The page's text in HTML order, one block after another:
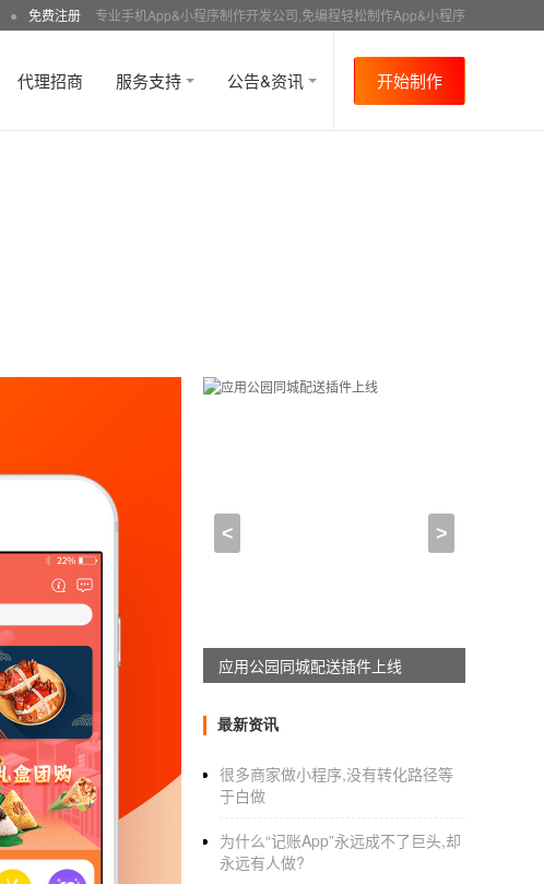
● 免费注册 专业手机App&小程序制作开发公司,免编程轻松制作App&小程序
代理招商 服务支持 公告&资讯 开始制作
2020-11-19 15:45:00
安卓市场上传app：
其次应用信息描述要准确，其中一张作展
安卓市场开发者上传APP可以到酷传上传
现在好多应用市场都开放地接受app，比
< >
应用公园同城配送插件上线
最新资讯
很多商家做小程序,没有转化路径等
于白做
为什么“记账App”永远成不了巨头,却
永远有人做?